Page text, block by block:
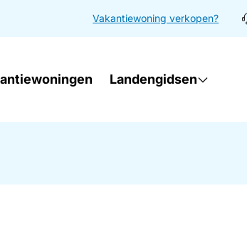
Vakantiewoning verkopen?
Landengidsen